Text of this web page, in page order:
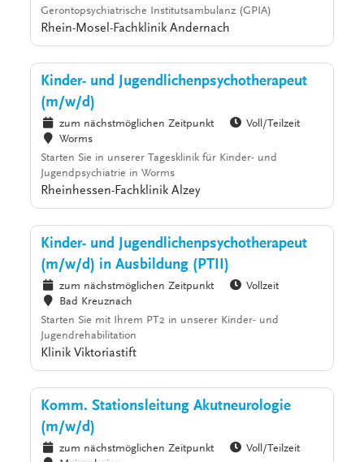
Gerontopsychiatrische Institutsambulanz (GPIA)
Rhein-Mosel-Fachklinik Andernach
Kinder- und Jugendlichenpsychotherapeut
(m/w/d)
zum nächstmöglichen Zeitpunkt
Voll/Teilzeit
Worms
Starten Sie in unserer Tagesklinik für Kinder- und
Jugendpsychiatrie in Worms
Rheinhessen-Fachklinik Alzey
Kinder- und Jugendlichenpsychotherapeut
(m/w/d) in Ausbildung (PTII)
zum nächstmöglichen Zeitpunkt
Vollzeit
Bad Kreuznach
Starten Sie mit Ihrem PT2 in unserer Kinder- und
Jugendrehabilitation
Klinik Viktoriastift
Komm. Stationsleitung Akutneurologie
(m/w/d)
zum nächstmöglichen Zeitpunkt
Voll/Teilzeit